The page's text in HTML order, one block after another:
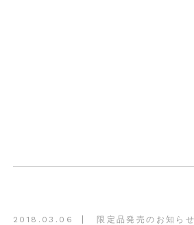
2018.03.06 限定品発売のお知らせ